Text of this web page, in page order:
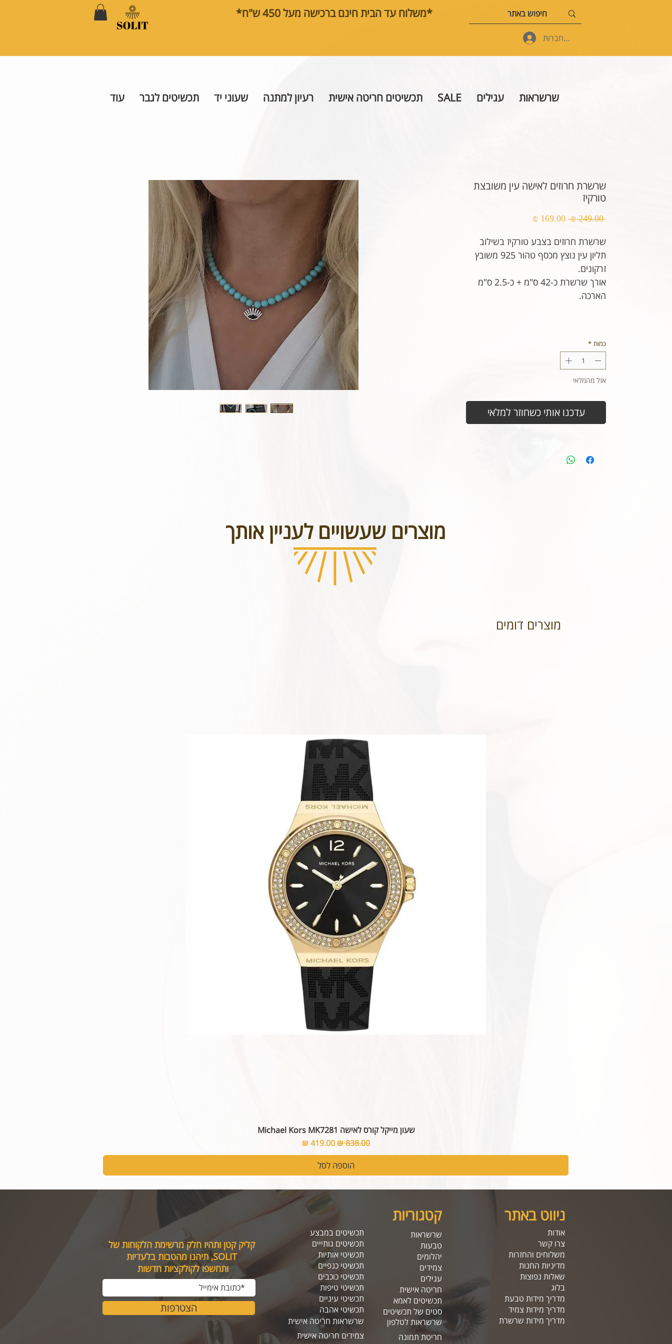
*משלוח עד הבית חינם ברכישה מעל 450 ש"ח*
להתחברות
שרשראות עגילים SALE תכשיטים חריטה אישית רעיון למתנה שעוני יד תכשיטים לגבר עוד
שרשרת חרוזים לאישה עין משובצת
טורקיז
‏249.00 ‏₪
מחיר
שרשרת חרוזים בצבע טורקיז בשילוב
תליון עין נוצץ מכסף טהור 925 משובץ
זרקונים.
אורך שרשרת כ-42 ס"מ + כ-2.5 ס"מ
הארכה.
כמות *
אזל מהמלאי
עדכנו אותי כשחוזר למלאי
מוצרים שעשויים לעניין אותך
מוצרים דומים
שעון מייקל קורס לאישה Michael Kors MK7281
מחיר רגיל מחיר מבצע
הוספה לסל
קטגוריות ניווט באתר
קליק קטן ותהיו חלק מרשימת הלקוחות של
SOLIT, תיהנו מהטבות בלעדיות
ותחשפו לקולקציות חדשות
הצטרפות
שרשראות
טבעות
יהלומים
צמידים
עגילים
חריטה אישית
תכשיטים לאמא
סטים של תכשיטים
תכשיטים במבצע
תכשיטים גותייים
תכשיטי אותיות
תכשיטי כנפיים
תכשיטי כוכבים
תכשיטי טיפות
תכשיטי עיניים
תכשיטי אהבה
שרשראות חריטה אישית
צמידים חריטה אישית
שרשראות לטלפון
אודות
צרו קשר
משלוחים והחזרות
מדיניות החנות
שאלות נפוצות
בלוג
מדריך מידות טבעת
מדריך מידות צמיד
מדריך מידות שרשרת
חריטת תמונה